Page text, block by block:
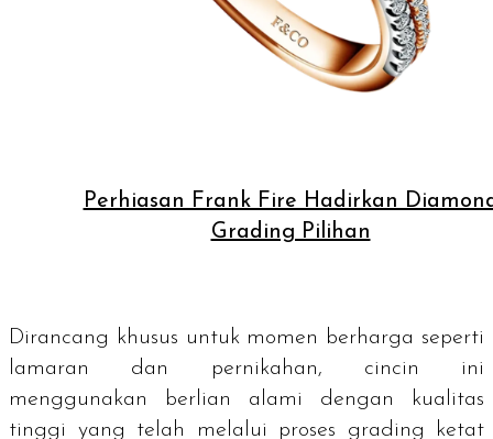
Perhiasan Frank Fire Hadirkan
Grading Pilihan
Dirancang khusus untuk momen berharga seperti
lamaran dan pernikahan, cincin ini
menggunakan berlian alami dengan kualitas
tinggi yang telah melalui proses grading ketat